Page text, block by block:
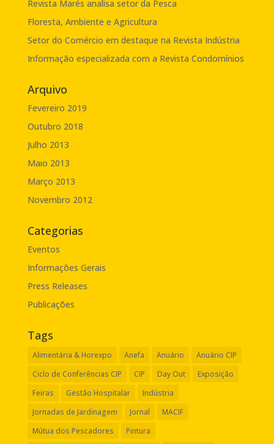
Revista Marés analisa setor da Pesca
Floresta, Ambiente e Agricultura
Setor do Comércio em destaque na Revista Indústria
Informação especializada com a Revista Condomínios
Arquivo
Fevereiro 2019
Outubro 2018
Julho 2013
Maio 2013
Março 2013
Novembro 2012
Categorias
Eventos
Informações Gerais
Press Releases
Publicações
Tags
Alimentária & Horexpo Anefa Anuário
Anuário CIP
Ciclo de Conferências CIP
CIP Day Out
Exposição
Feiras
Gestão Hospitalar
Indústria
Jornadas de Jardinagem
Jornal
MACIF
Mútua dos Pescadores
Pintura